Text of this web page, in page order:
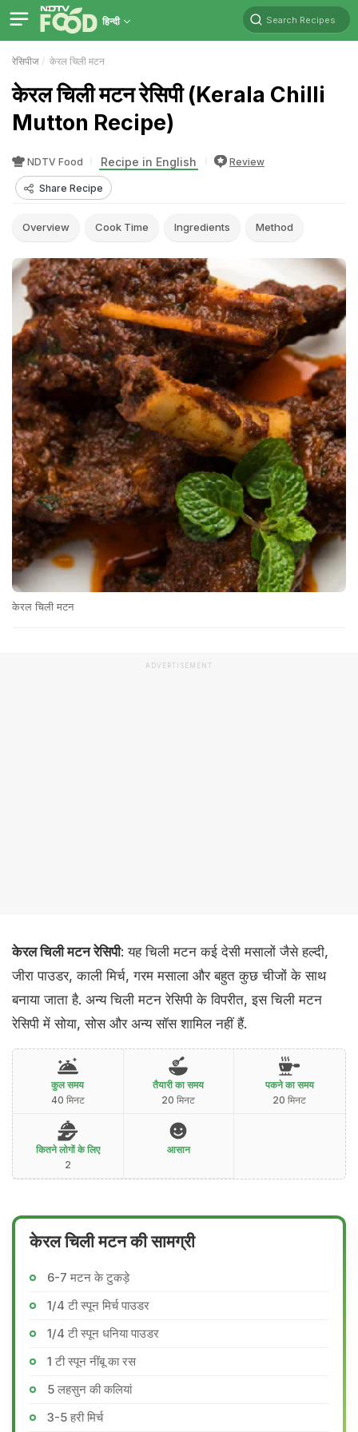
हिन्दी Search Recipes
रेसिपीज केरल चिली मटन
केरल चिली मटन रेसिपी (Kerala Chilli
Mutton Recipe)
NDTV Food Recipe in English Review
Share Recipe
Overview Cook Time Ingredients Method
केरल चिली मटन
ADVERTISEMENT
केरल चिली मटन रेसिपी: यह चिली मटन कई देसी मसालों जैसे हल्दी,
जीरा पाउडर, काली मिर्च, गरम मसाला और बहुत कुछ चीजों के साथ
बनाया जाता है. अन्य चिली मटन रेसिपी के विपरीत, इस चिली मटन
रेसिपी में सोया, सोस और अन्य सॉस शामिल नहीं हैं.
कुल समय
40 मिनट
तैयारी का समय
20 मिनट
पकने का समय
20 मिनट
कितने लोगों के लिए
2
आसान
केरल चिली मटन की सामग्री
6-7 मटन के टुकड़े
1/4 टी स्पून मिर्च पाउडर
1/4 टी स्पून धनिया पाउडर
1 टी स्पून नींबू का रस
5 लहसुन की कलियां
3-5 हरी मिर्च